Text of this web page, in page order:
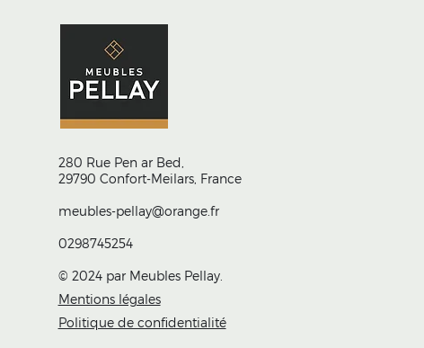
280 Rue Pen ar Bed,
29790 Confort-Meilars, France
meubles-pellay@orange.fr
0298745254
© 2024 par Meubles Pellay.
Mentions légales
Politique de confidentialité